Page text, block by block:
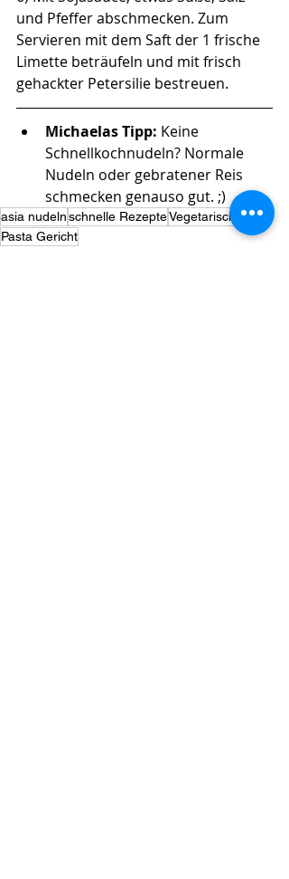
und Pfeffer abschmecken. Zum
Servieren mit dem Saft der 1 frische
Limette beträufeln und mit frisch
gehackter Petersilie bestreuen.
Michaelas Tipp: Keine
Schnellkochnudeln? Normale
Nudeln oder gebratener Reis
schmecken genauso gut. ;)
asia nudelnschnelle RezepteVegetarisch
Pasta Gericht